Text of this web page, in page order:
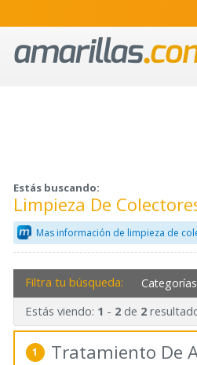
Estás buscando:
Limpieza De
Mas información de limpieza de
Filtra tu búsqueda: Categorías
Estás viendo: 1 - 2de 2
1 Tratamiento De